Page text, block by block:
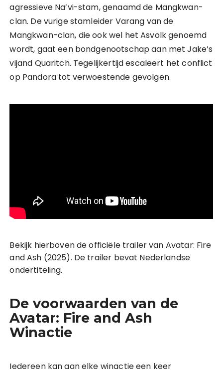
agressieve Na’vi-stam, genaamd de Mangkwan-
clan. De vurige stamleider Varang van de
Mangkwan-clan, die ook wel het Asvolk genoemd
wordt, gaat een bondgenootschap aan met Jake’s
vijand Quaritch. Tegelijkertijd escaleert het conflict
op Pandora tot verwoestende gevolgen.
Bekijk hierboven de officiële trailer van Avatar: Fire
and Ash (2025). De trailer bevat Nederlandse
ondertiteling.
De voorwaarden van de
Avatar: Fire and Ash
Winactie
Iedereen kan aan elke winactie een keer